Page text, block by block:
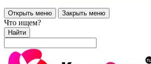
Открыть меню Закрыть меню
Что ищем?
Найти